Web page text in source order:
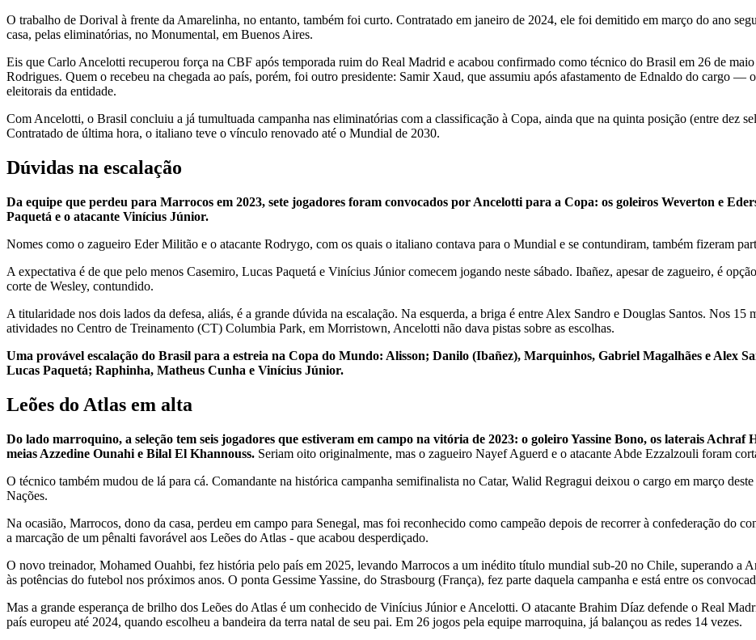
O trabalho de Dorival à frente da Amarelinha, no entanto, também foi curto. Contratado em janeiro de 2024, ele foi demitido em março do ano
casa, pelas eliminatórias, no Monumental, em Buenos Aires.
Eis que Carlo Ancelotti recuperou força na CBF após temporada ruim do Real Madrid e acabou confirmado como técnico do Brasil em 26 de
Rodrigues. Quem o recebeu na chegada ao país, porém, foi outro presidente: Samir Xaud, que assumiu após afastamento de Ednaldo do cargo —
eleitorais da entidade.
Com Ancelotti, o Brasil concluiu a já tumultuada campanha nas eliminatórias com a classificação à Copa, ainda que na quinta posição (entre dez
Contratado de última hora, o italiano teve o vínculo renovado até o Mundial de 2030.
Dúvidas na escalação
Da equipe que perdeu para Marrocos em 2023, sete jogadores foram convocados por Ancelotti para a Copa: os goleiros Weverton e
Paquetá e o atacante Vinícius Júnior.
Nomes como o zagueiro Eder Militão e o atacante Rodrygo, com os quais o italiano contava para o Mundial e se contundiram, também fizeram
A expectativa é de que pelo menos Casemiro, Lucas Paquetá e Vinícius Júnior comecem jogando neste sábado. Ibañez, apesar de zagueiro, é
corte de Wesley, contundido.
A titularidade nos dois lados da defesa, aliás, é a grande dúvida na escalação. Na esquerda, a briga é entre Alex Sandro e Douglas Santos. Nos 15
atividades no Centro de Treinamento (CT) Columbia Park, em Morristown, Ancelotti não dava pistas sobre as escolhas.
Uma provável escalação do Brasil para a estreia na Copa do Mundo: Alisson; Danilo (Ibañez), Marquinhos, Gabriel Magalhães e Alex
Lucas Paquetá; Raphinha, Matheus Cunha e Vinícius Júnior.
Leões do Atlas em alta
Do lado marroquino, a seleção tem seis jogadores que estiveram em campo na vitória de 2023: o goleiro Yassine Bono, os laterais
meias Azzedine Ounahi e Bilal El Khannouss. Seriam oito originalmente, mas o zagueiro Nayef Aguerd e o atacante Abde Ezzalzouli foram
O técnico também mudou de lá para cá. Comandante na histórica campanha semifinalista no Catar, Walid Regragui deixou o cargo em março
Nações.
Na ocasião, Marrocos, dono da casa, perdeu em campo para Senegal, mas foi reconhecido como campeão depois de recorrer à confederação do
a marcação de um pênalti favorável aos Leões do Atlas - que acabou desperdiçado.
O novo treinador, Mohamed Ouahbi, fez história pelo país em 2025, levando Marrocos a um inédito título mundial sub-20 no Chile, superando a
às potências do futebol nos próximos anos. O ponta Gessime Yassine, do Strasbourg (França), fez parte daquela campanha e está entre os
Mas a grande esperança de brilho dos Leões do Atlas é um conhecido de Vinícius Júnior e Ancelotti. O atacante Brahim Díaz defende o Real
país europeu até 2024, quando escolheu a bandeira da terra natal de seu pai. Em 26 jogos pela equipe marroquina, já balançou as redes 14 vezes.